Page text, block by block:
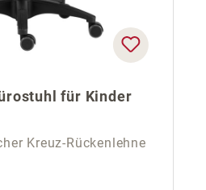
für Kinder
Kreuz-Rückenlehne